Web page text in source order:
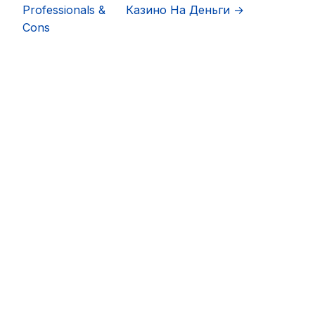
Professionals &
Cons
Казино На Деньги →